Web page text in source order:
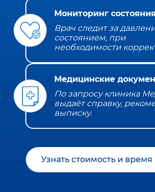
Мониторинг состояния
Врач следит за
состоянием, при
необходимости
Медицинские
По запросу клиника
выдаёт справку,
выписку.
Узнать стоимость и